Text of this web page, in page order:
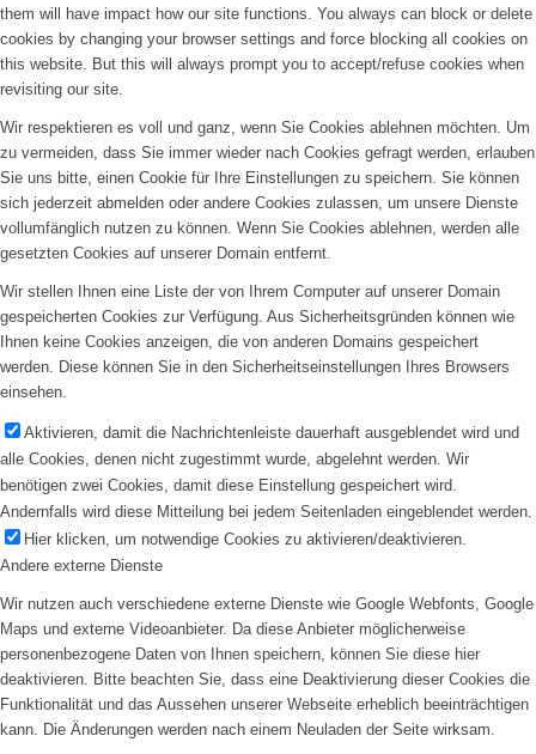
them will have impact how our site functions. You always can block or delete
cookies by changing your browser settings and force blocking all cookies on
this website. But this will always prompt you to accept/refuse cookies when
revisiting our site.
Wir respektieren es voll und ganz, wenn Sie Cookies ablehnen möchten. Um
zu vermeiden, dass Sie immer wieder nach Cookies gefragt werden, erlauben
Sie uns bitte, einen Cookie für Ihre Einstellungen zu speichern. Sie können
sich jederzeit abmelden oder andere Cookies zulassen, um unsere Dienste
vollumfänglich nutzen zu können. Wenn Sie Cookies ablehnen, werden alle
gesetzten Cookies auf unserer Domain entfernt.
Wir stellen Ihnen eine Liste der von Ihrem Computer auf unserer Domain
gespeicherten Cookies zur Verfügung. Aus Sicherheitsgründen können wie
Ihnen keine Cookies anzeigen, die von anderen Domains gespeichert
werden. Diese können Sie in den Sicherheitseinstellungen Ihres Browsers
einsehen.
Aktivieren, damit die Nachrichtenleiste dauerhaft ausgeblendet wird und
alle Cookies, denen nicht zugestimmt wurde, abgelehnt werden. Wir
benötigen zwei Cookies, damit diese Einstellung gespeichert wird.
Andernfalls wird diese Mitteilung bei jedem Seitenladen eingeblendet werden.
Hier klicken, um notwendige Cookies zu aktivieren/deaktivieren.
Andere externe Dienste
Wir nutzen auch verschiedene externe Dienste wie Google Webfonts, Google
Maps und externe Videoanbieter. Da diese Anbieter möglicherweise
personenbezogene Daten von Ihnen speichern, können Sie diese hier
deaktivieren. Bitte beachten Sie, dass eine Deaktivierung dieser Cookies die
Funktionalität und das Aussehen unserer Webseite erheblich beeinträchtigen
kann. Die Änderungen werden nach einem Neuladen der Seite wirksam.